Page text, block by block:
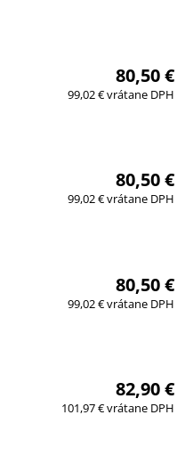
80,50 €
99,02 € vrátane DPH
80,50 €
99,02 € vrátane DPH
80,50 €
99,02 € vrátane DPH
82,90 €
101,97 € vrátane DPH